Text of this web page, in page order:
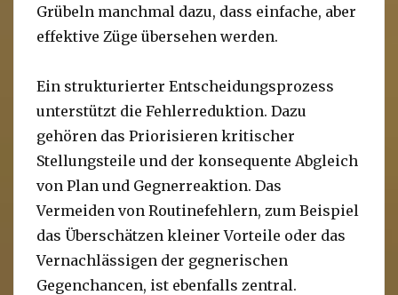
Grübeln manchmal dazu, dass einfache, aber
effektive Züge übersehen werden.
Ein strukturierter Entscheidungsprozess
unterstützt die Fehlerreduktion. Dazu
gehören das Priorisieren kritischer
Stellungsteile und der konsequente Abgleich
von Plan und Gegnerreaktion. Das
Vermeiden von Routinefehlern, zum Beispiel
das Überschätzen kleiner Vorteile oder das
Vernachlässigen der gegnerischen
Gegenchancen, ist ebenfalls zentral.